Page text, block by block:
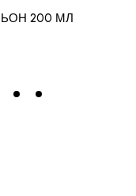
200 МЛ